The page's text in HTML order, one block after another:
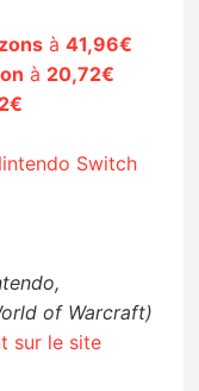
à41,96€
à 20,72€
Switch
of Warcraft)
sur le site